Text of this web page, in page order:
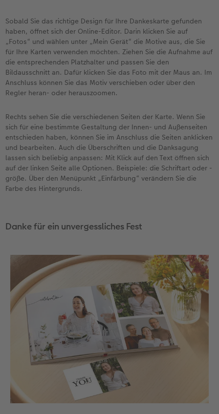
Sobald Sie das richtige Design für Ihre Dankeskarte gefunden
haben, öffnet sich der Online-Editor. Darin klicken Sie auf
„Fotos“ und wählen unter „Mein Gerät“ die Motive aus, die Sie
für Ihre Karten verwenden möchten. Ziehen Sie die Aufnahme auf
die entsprechenden Platzhalter und passen Sie den
Bildausschnitt an. Dafür klicken Sie das Foto mit der Maus an. Im
Anschluss können Sie das Motiv verschieben oder über den
Regler heran- oder herauszoomen.
Rechts sehen Sie die verschiedenen Seiten der Karte. Wenn Sie
sich für eine bestimmte Gestaltung der Innen- und Außenseiten
entschieden haben, können Sie im Anschluss die Seiten anklicken
und bearbeiten. Auch die Überschriften und die Danksagung
lassen sich beliebig anpassen: Mit Klick auf den Text öffnen sich
auf der linken Seite alle Optionen. Beispiele: die Schriftart oder -
größe. Über den Menüpunkt „Einfärbung“ verändern Sie die
Farbe des Hintergrunds.
Danke für ein unvergessliches Fest